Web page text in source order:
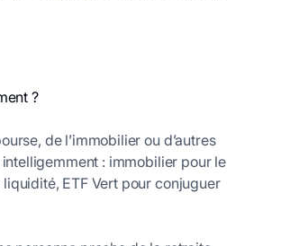
?
de l’immobilier ou d’autres
: immobilier pour le
ETF Vert pour conjuguer